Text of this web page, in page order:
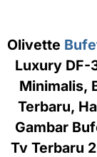
Olivette
Luxury DF-
Minimalis,
Terbaru,
Gambar
Tv Terbaru